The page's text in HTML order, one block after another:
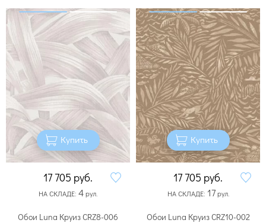
Купить
17 705 руб.
НА СКЛАДЕ: 4рул.
Купить
17 705 руб.
НА СКЛАДЕ: 17рул.
Обои Luna Круиз CRZ8-006
Обои Luna Круиз CRZ10-002